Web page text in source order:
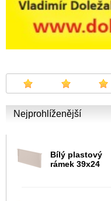
Nejprohlíženější
Bílý plastový
rámek 39x24